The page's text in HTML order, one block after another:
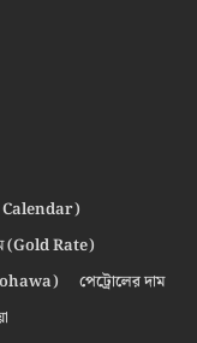
Calendar)
(Gold Rate)
পেট্রোলের দাম